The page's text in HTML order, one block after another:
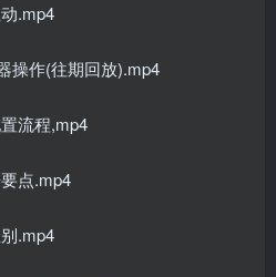
.mp4
操作(往期回放).mp4
流程,mp4
点.mp4
.mp4